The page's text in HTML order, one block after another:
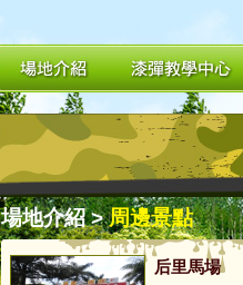
場地介紹> 周邊景點
后里馬場